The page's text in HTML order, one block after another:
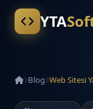
YTA
Blog Web Sitesi